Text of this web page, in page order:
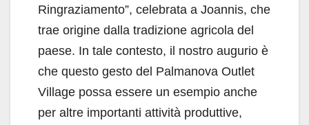
Ringraziamento”, celebrata a Joannis, che
trae origine dalla tradizione agricola del
paese. In tale contesto, il nostro augurio è
che questo gesto del Palmanova Outlet
Village possa essere un esempio anche
per altre importanti attività produttive,